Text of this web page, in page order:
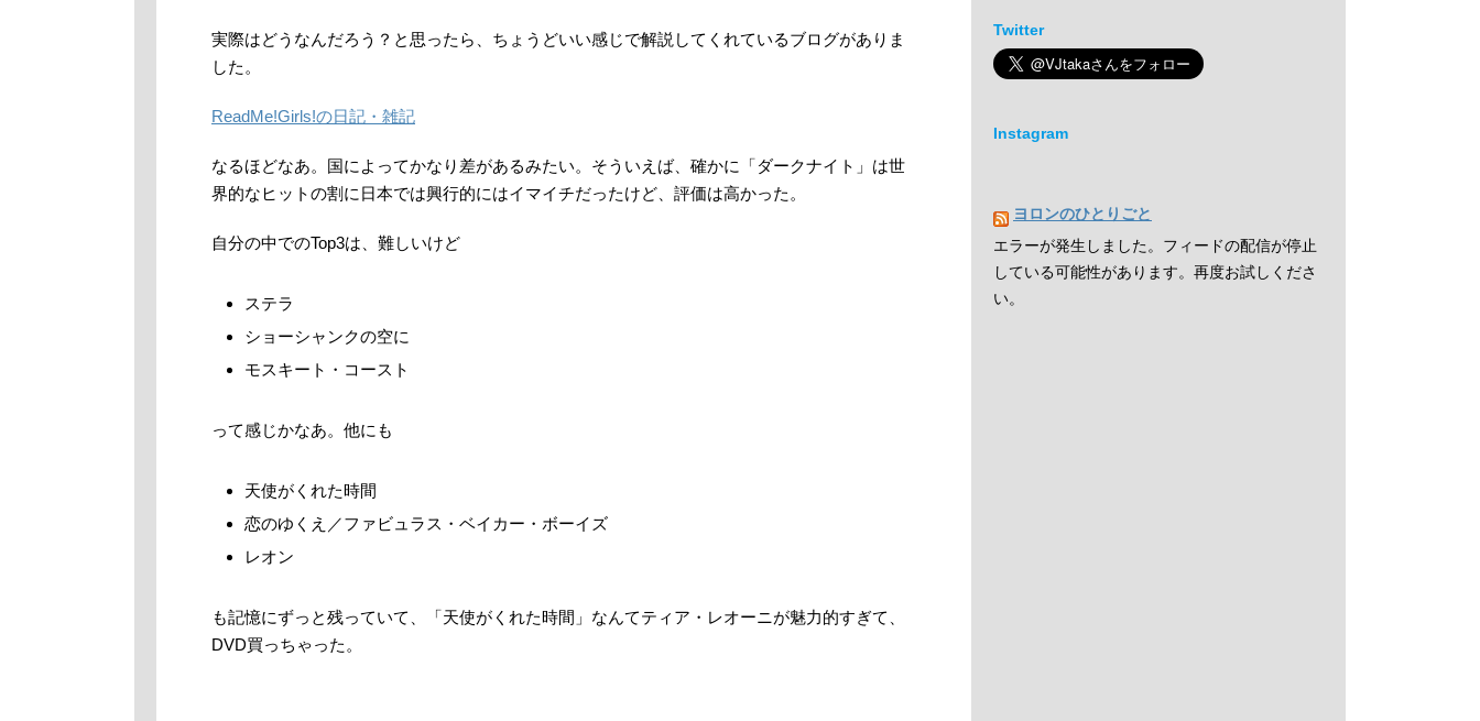
実際はどうなんだろう？と思ったら、ちょうどいい感じで解説してくれているブログがありま
した。
ReadMe!Girls!の日記・雑記
なるほどなあ。国によってかなり差があるみたい。そういえば、確かに「ダークナイト」は世
界的なヒットの割に日本では興行的にはイマイチだったけど、評価は高かった。
自分の中でのTop3は、難しいけど
ステラ
ショーシャンクの空に
モスキート・コースト
って感じかなあ。他にも
天使がくれた時間
恋のゆくえ／ファビュラス・ベイカー・ボーイズ
レオン
も記憶にずっと残っていて、「天使がくれた時間」なんてティア・レオーニが魅力的すぎて、
DVD買っちゃった。
Twitter
Instagram
ヨロンのひとりごと
エラーが発生しました。フィードの配信が停止
している可能性があります。再度お試しくださ
い。